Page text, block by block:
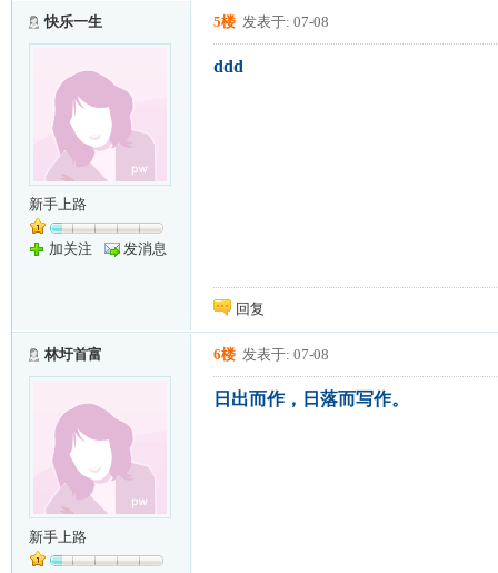
快乐一生
新手上路
加关注 发消息
5楼 发表于: 07-08
ddd
回复
林圩首富
新手上路
6楼 发表于: 07-08
日出而作，日落而写作。